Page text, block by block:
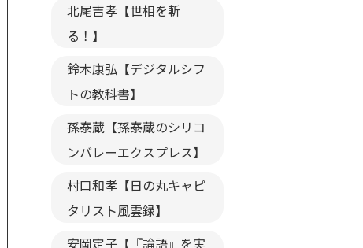
北尾吉孝【世相を斬
る！】
鈴木康弘【デジタルシフ
トの教科書】
孫泰蔵【孫泰蔵のシリコ
ンバレーエクスプレス】
村口和孝【日の丸キャピ
タリスト風雲録】
安岡定子【『論語』を実